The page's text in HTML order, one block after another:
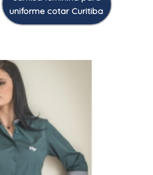
uniforme cotar Curitiba